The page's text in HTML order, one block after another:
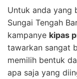
Untuk anda yang
Sungai Tengah
kampanye kipas
tawarkan sangat
memilih bentuk
apa saja yang